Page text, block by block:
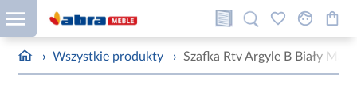
› Wszystkie produkty › Szafka Rtv Argyle B Biały